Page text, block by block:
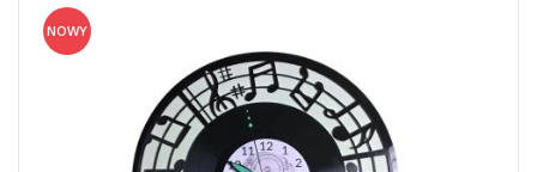
NOWY